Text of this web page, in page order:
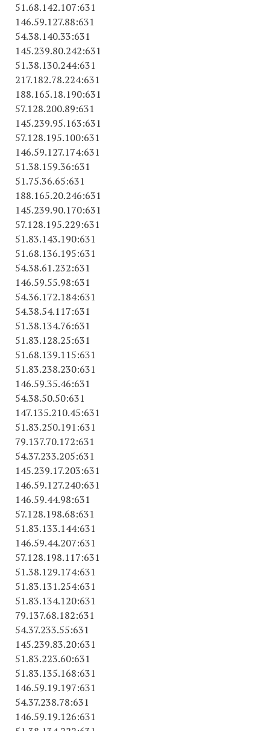
51.68.142.107:631
146.59.127.88:631
54.38.140.33:631
145.239.80.242:631
51.38.130.244:631
217.182.78.224:631
188.165.18.190:631
57.128.200.89:631
145.239.95.163:631
57.128.195.100:631
146.59.127.174:631
51.38.159.36:631
51.75.36.65:631
188.165.20.246:631
145.239.90.170:631
57.128.195.229:631
51.83.143.190:631
51.68.136.195:631
54.38.61.232:631
146.59.55.98:631
54.36.172.184:631
54.38.54.117:631
51.38.134.76:631
51.83.128.25:631
51.68.139.115:631
51.83.238.230:631
146.59.35.46:631
54.38.50.50:631
147.135.210.45:631
51.83.250.191:631
79.137.70.172:631
54.37.233.205:631
145.239.17.203:631
146.59.127.240:631
146.59.44.98:631
57.128.198.68:631
51.83.133.144:631
146.59.44.207:631
57.128.198.117:631
51.38.129.174:631
51.83.131.254:631
51.83.134.120:631
79.137.68.182:631
54.37.233.55:631
145.239.83.20:631
51.83.223.60:631
51.83.135.168:631
146.59.19.197:631
54.37.238.78:631
146.59.19.126:631